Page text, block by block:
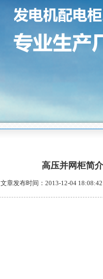
高压并网柜简介
文章发布时间：2013-12-04